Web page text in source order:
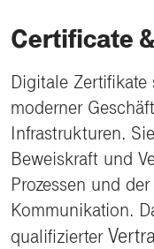
Certificate
Digitale
moderner
Infrastrukturen.
Beweiskraft und
Prozessen und
Kommunikation.
qualifizierter